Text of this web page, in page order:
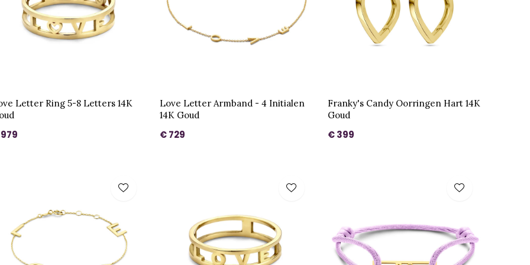
Letter Ring 5-8 Letters 14K
Love Letter Armband - 4 Initialen
14K Goud
€ 729
Franky's Candy Oorringen Hart 14K
Goud
€ 399